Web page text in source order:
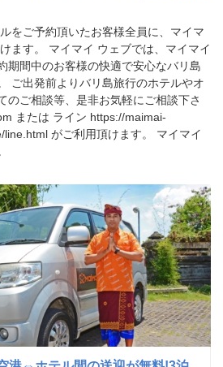
をご予約頂いたお客様全員に、マイマ
ます。 マイマイ ウェブでは、マイマイ
期間中のお客様の快適で安心なバリ島
ご出発前よりバリ島旅行のホテルやオ
のご相談等、是非お気軽にご相談下さ
または ライン https://maimai-
がご利用頂けます。 マイマイ